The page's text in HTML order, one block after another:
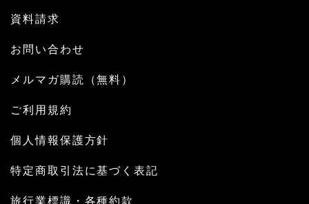
資料請求
お問い合わせ
メルマガ購読（無料）
ご利用規約
個人情報保護方針
特定商取引法に基づく表記
旅行業標識・各種約款